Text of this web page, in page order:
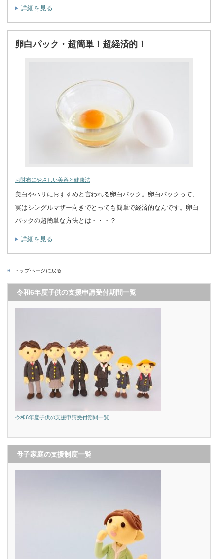
詳細を見る
卵白パック・超簡単！超経済的！
お財布にやさしい美容と健康法
美白やハリにおすすめと言われる卵白パック。卵白パックって、
実はシングルマザー向きでとっても簡単で経済的なんです。卵白
パックの超簡単な方法とは・・・？
詳細を見る
トップページに戻る
令和6年度子供の支援申請受付期間一覧
令和6年度子供の支援申請受付期間一覧
母子家庭の支援制度一覧